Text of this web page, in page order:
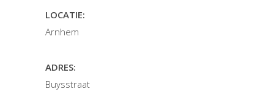
LOCATIE:
Arnhem
ADRES:
Buysstraat